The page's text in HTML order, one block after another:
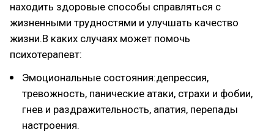
находить здоровые способы справляться с
жизненными трудностями и улучшать качество
жизни.В каких случаях может помочь
психотерапевт:
Эмоциональные состояния:депрессия,
тревожность, панические атаки, страхи и фобии,
гнев и раздражительность, апатия, перепады
настроения.